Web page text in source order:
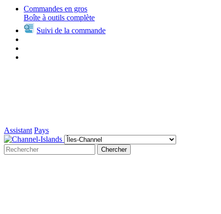
Commandes en gros
Boîte à outils complète
Suivi de la commande
Assistant Pays
Chercher